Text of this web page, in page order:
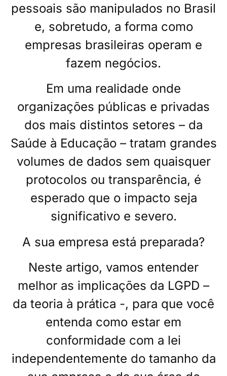
pessoais são manipulados no Brasil
e, sobretudo, a forma como
empresas brasileiras operam e
fazem negócios.
Em uma realidade onde
organizações públicas e privadas
dos mais distintos setores – da
Saúde à Educação – tratam grandes
volumes de dados sem quaisquer
protocolos ou transparência, é
esperado que o impacto seja
significativo e severo.
A sua empresa está preparada?
Neste artigo, vamos entender
melhor as implicações da LGPD –
da teoria à prática -, para que você
entenda como estar em
conformidade com a lei
independentemente do tamanho da